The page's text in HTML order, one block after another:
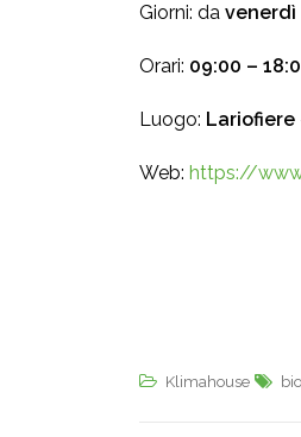
Giorni: da
Orari: 09:00 –
Luogo: Lariofiere
Web: https://
Klimahouse